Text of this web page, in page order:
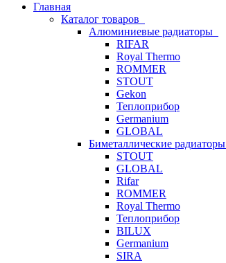
Главная
Каталог товаров
Алюминиевые радиаторы
RIFAR
Royal Thermo
ROMMER
STOUT
Gekon
Теплоприбор
Germanium
GLOBAL
Биметаллические радиаторы
STOUT
GLOBAL
Rifar
ROMMER
Royal Thermo
Теплоприбор
BILUX
Germanium
SIRA